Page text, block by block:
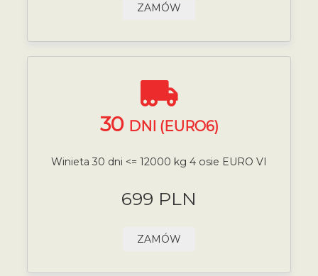
ZAMÓW
30 DNI (EURO6)
Winieta 30 dni <= 12000 kg 4 osie EURO VI
699 PLN
ZAMÓW